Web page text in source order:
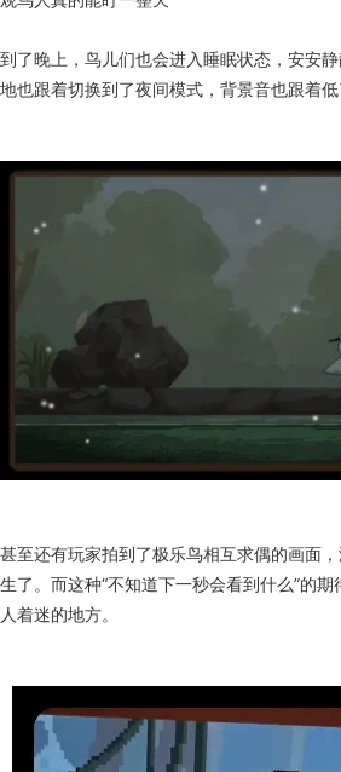
观鸟人真的能盯一整天
到了晚上，鸟儿们也会进入睡眠状态，安安
地也跟着切换到了夜间模式，背景音也跟着